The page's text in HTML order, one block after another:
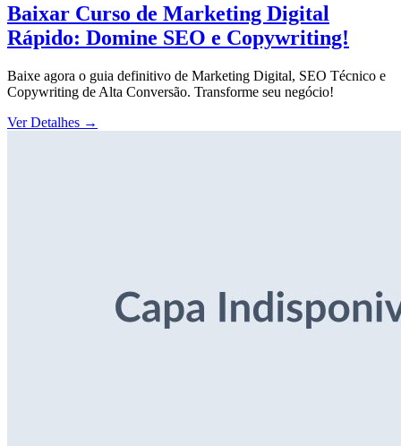
Baixar Curso de Marketing Digital
Rápido: Domine SEO e Copywriting!
Baixe agora o guia definitivo de Marketing Digital, SEO Técnico e
Copywriting de Alta Conversão. Transforme seu negócio!
Ver Detalhes →